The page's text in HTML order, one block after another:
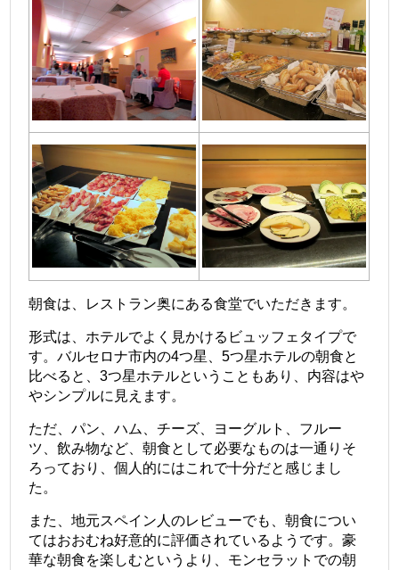
朝食は、レストラン奥にある食堂でいただきます。
形式は、ホテルでよく見かけるビュッフェタイプで
す。バルセロナ市内の4つ星、5つ星ホテルの朝食と
比べると、3つ星ホテルということもあり、内容はや
やシンプルに見えます。
ただ、パン、ハム、チーズ、ヨーグルト、フルー
ツ、飲み物など、朝食として必要なものは一通りそ
ろっており、個人的にはこれで十分だと感じまし
た。
また、地元スペイン人のレビューでも、朝食につい
てはおおむね好意的に評価されているようです。豪
華な朝食を楽しむというより、モンセラットでの朝